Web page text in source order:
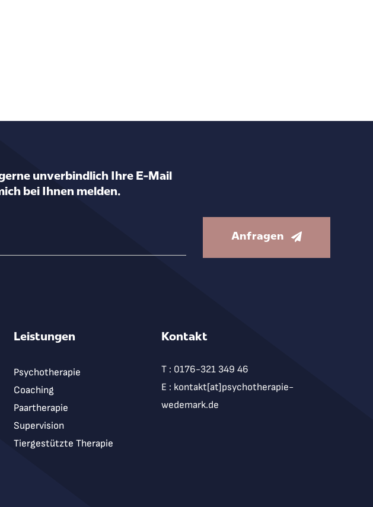
unverbindlich Ihre E-Mail
bei Ihnen melden.
Anfragen
Leistungen
Psychotherapie
Coaching
Paartherapie
Supervision
Tiergestützte Therapie
Kontakt
T : 0176-321 349 46
E : kontakt[at]psychotherapie-
wedemark.de